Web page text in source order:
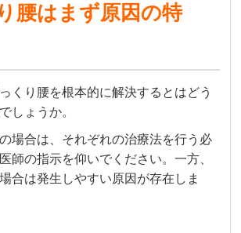
腰はまず原因の特
くり腰を根本的に解決するとはどう
しょうか。
場合は、それぞれの治療法を行う必
師の指示を仰いでください。一方、
合は発生しやすい原因が存在しま